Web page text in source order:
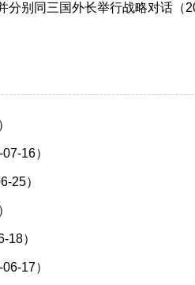
别同三国外长举行战略对话（
16）
25）
）
17）